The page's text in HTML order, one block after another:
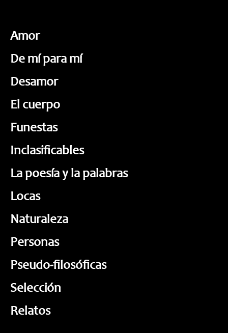
Amor
De mí para mí
Desamor
El cuerpo
Funestas
Inclasificables
La poesía y la palabras
Locas
Naturaleza
Personas
Pseudo-filosóficas
Selección
Relatos